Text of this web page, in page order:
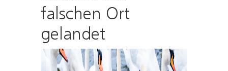
falschen Ort
gelandet